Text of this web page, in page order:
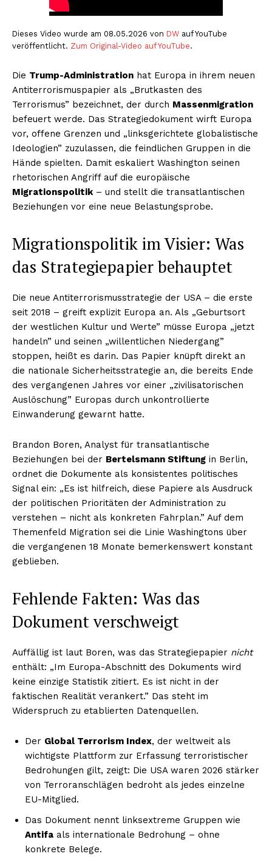
Dieses Video wurde am 08.05.2026 von DW auf YouTube
veröffentlicht. Zum Original-Video auf YouTube.
Die Trump-Administration hat Europa in ihrem neuen
Antiterrorismuspapier als „Brutkasten des
Terrorismus” bezeichnet, der durch Massenmigration
befeuert werde. Das Strategiedokument wirft Europa
vor, offene Grenzen und „linksgerichtete globalistische
Ideologien” zuzulassen, die feindlichen Gruppen in die
Hände spielten. Damit eskaliert Washington seinen
rhetorischen Angriff auf die europäische
Migrationspolitik– und stellt die transatlantischen
Beziehungen vor eine neue Belastungsprobe.
Migrationspolitik im Visier: Was
das Strategiepapier behauptet
Die neue Antiterrorismusstrategie der USA – die erste
seit 2018 – greift explizit Europa an. Als „Geburtsort
der westlichen Kultur und Werte” müsse Europa „jetzt
handeln” und seinen „willentlichen Niedergang”
stoppen, heißt es darin. Das Papier knüpft direkt an
die nationale Sicherheitsstrategie an, die bereits Ende
des vergangenen Jahres vor einer „zivilisatorischen
Auslöschung” Europas durch unkontrollierte
Einwanderung gewarnt hatte.
Brandon Boren, Analyst für transatlantische
Beziehungen bei der Bertelsmann Stiftung in Berlin,
ordnet die Dokumente als konsistentes politisches
Signal ein: „Es ist hilfreich, diese Papiere als Ausdruck
der politischen Prioritäten der Administration zu
verstehen – nicht als konkreten Fahrplan.” Auf dem
Themenfeld Migration sei die Linie Washingtons über
die vergangenen 18 Monate bemerkenswert konstant
geblieben.
Fehlende Fakten: Was das
Dokument verschweigt
Auffällig ist laut Boren, was das Strategiepapier nicht
enthält: „Im Europa-Abschnitt des Dokuments wird
keine einzige Statistik zitiert. Es ist nicht in der
faktischen Realität verankert.” Das steht im
Widerspruch zu etablierten Datenquellen.
Der Global Terrorism Index, der weltweit als
wichtigste Plattform zur Erfassung terroristischer
Bedrohungen gilt, zeigt: Die USA waren 2026 stärker
von Terroranschlägen bedroht als jedes einzelne
EU-Mitglied.
Das Dokument nennt linksextreme Gruppen wie
Antifa als internationale Bedrohung – ohne
konkrete Belege.